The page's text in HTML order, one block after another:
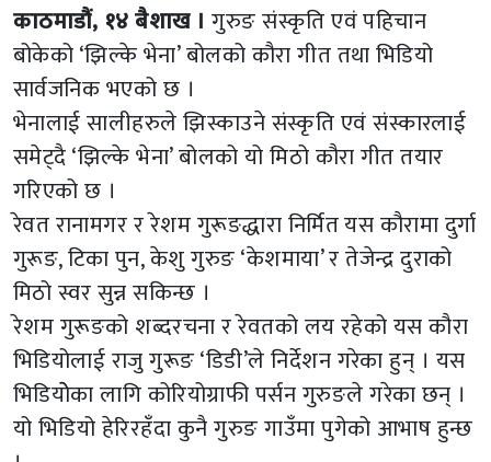
काठमाडौं, १४ बैशाख । गुरुङ संस्कृति एवं पहिचान
बोकेको ‘झिल्के भेना’ बोलको कौरा गीत तथा भिडियो
सार्वजनिक भएको छ ।
भेनालाई सालीहरुले झिस्काउने संस्कृति एवं संस्कारलाई
समेट्दै ‘झिल्के भेना’ बोलको यो मिठो कौरा गीत तयार
गरिएको छ ।
रेवत रानामगर र रेशम गुरूङद्धारा निर्मित यस कौरामा दुर्गा
गुरूङ, टिका पुन, केशु गुरुङ ‘केशमाया’ र तेजेन्द्र दुराको
मिठो स्वर सुन्न सकिन्छ ।
रेशम गुरूङको शब्दरचना र रेवतको लय रहेको यस कौरा
भिडियोलाई राजु गुरूङ ‘डिडी’ले निर्देशन गरेका हुन् । यस
भिडियोेका लागि कोरियोग्राफी पर्सन गुरुङले गरेका छन् ।
यो भिडियो हेरिरहँदा कुनै गुरुङ गाउँमा पुगेको आभाष हुन्छ